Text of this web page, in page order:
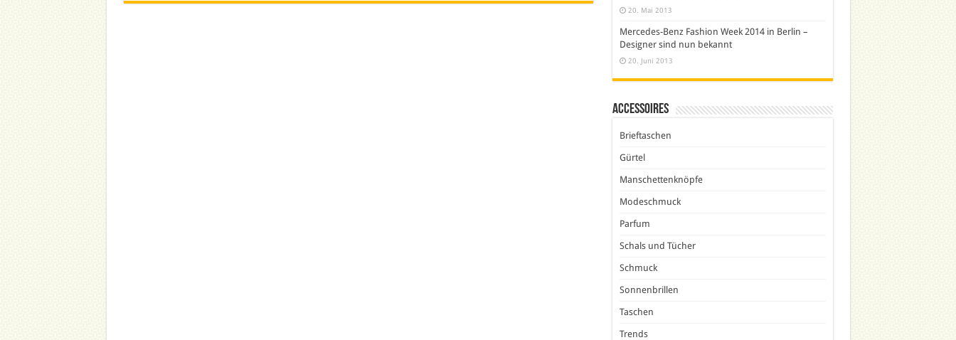
20. Mai 2013
Mercedes-Benz Fashion Week 2014 in Berlin –
Designer sind nun bekannt
20. Juni 2013
Accessoires
Brieftaschen
Gürtel
Manschettenknöpfe
Modeschmuck
Parfum
Schals und Tücher
Schmuck
Sonnenbrillen
Taschen
Trends